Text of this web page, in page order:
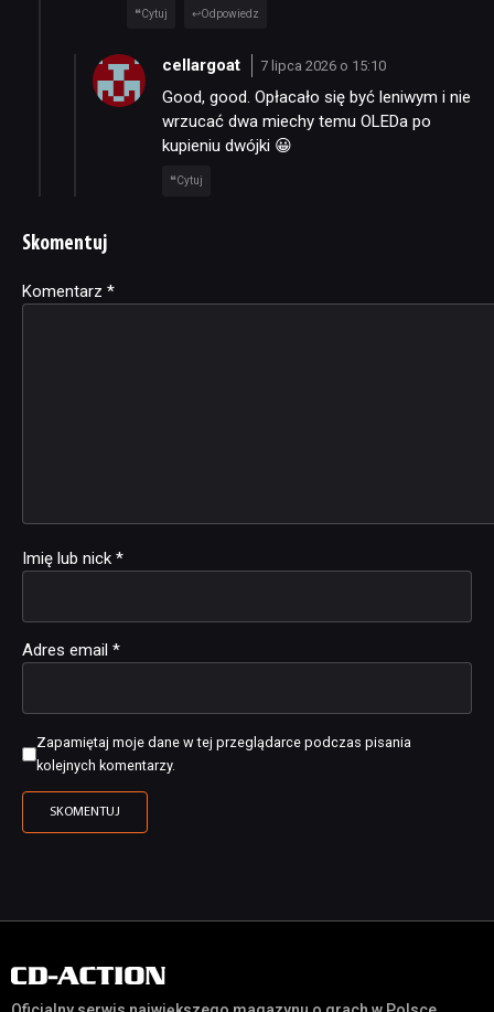
Cytuj Odpowiedz
cellargoat 7 lipca 2026 o 15:10
Good, good. Opłacało się być leniwym i nie
wrzucać dwa miechy temu OLEDa po
kupieniu dwójki 😀
Cytuj
Skomentuj
Komentarz *
Imię lub nick *
Adres email *
Zapamiętaj moje dane w tej przeglądarce podczas pisania
kolejnych komentarzy.
Alternative: